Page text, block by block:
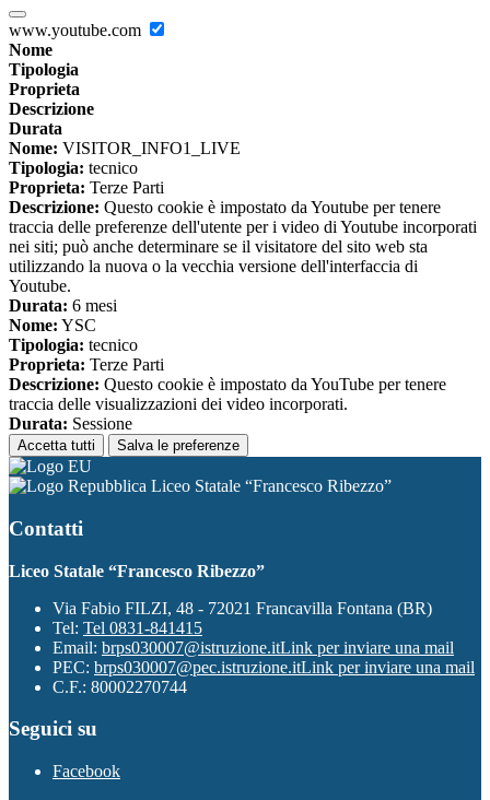
www.youtube.com
Nome
Tipologia
Proprieta
Descrizione
Durata
Nome: VISITOR_INFO1_LIVE
Tipologia: tecnico
Proprieta: Terze Parti
Descrizione: Questo cookie è impostato da Youtube per tenere
traccia delle preferenze dell'utente per i video di Youtube incorporati
nei siti; può anche determinare se il visitatore del sito web sta
utilizzando la nuova o la vecchia versione dell'interfaccia di
Youtube.
Durata: 6 mesi
Nome: YSC
Tipologia: tecnico
Proprieta: Terze Parti
Descrizione: Questo cookie è impostato da YouTube per tenere
traccia delle visualizzazioni dei video incorporati.
Durata: Sessione
Accetta tutti Salva le preferenze
Liceo Statale “Francesco Ribezzo”
Contatti
Liceo Statale “Francesco Ribezzo”
Via Fabio FILZI, 48 - 72021 Francavilla Fontana (BR)
Tel: Tel 0831-841415
Email: brps030007@istruzione.itLink per inviare una mail
PEC: brps030007@pec.istruzione.itLink per inviare una mail
C.F.: 80002270744
Seguici su
Facebook